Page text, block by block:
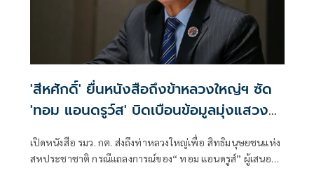
'สีหศักดิ์' ยื่นหนังสือถึงข้าหลวงใหญ่ฯ ซัด
'ทอม แอนดรูว์ส' บิดเบือนข้อมูลมุ่งแสวงหา
ผลประโยชน์ทางการเมือง
เปิดหนังสือ รมว. กต. ส่งถึงท่าหลวงใหญ่เพื่อ สิทธิมนุษยชนแห่ง
สหประชาชาติ กรณีแถลงการณ์ของ“ ทอม แอนดรูส์” ผู้เสนอ